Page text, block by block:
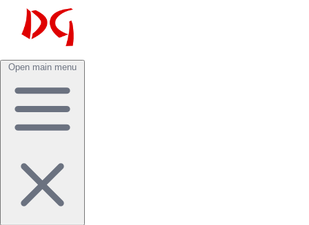
Open main menu